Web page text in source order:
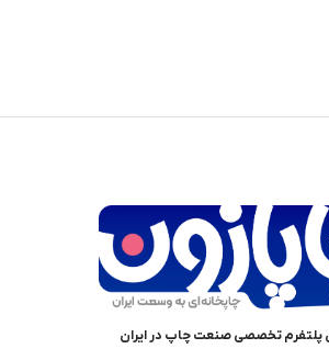
پلتفرم تخصصی صنعت چاپ در ایران